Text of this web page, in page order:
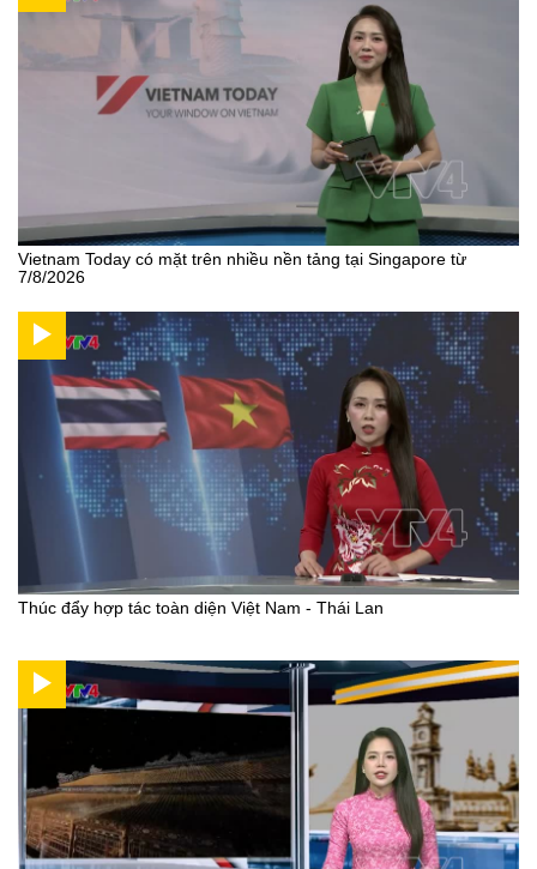
Vietnam Today có mặt trên nhiều nền tảng tại Singapore từ
7/8/2026
Thúc đẩy hợp tác toàn diện Việt Nam - Thái Lan